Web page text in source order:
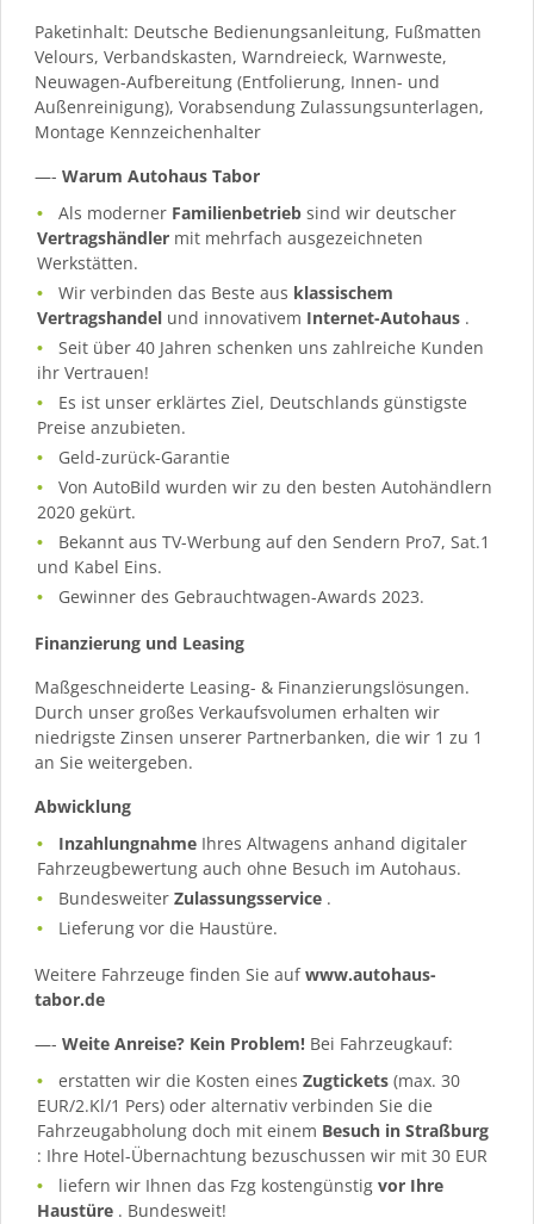
Paketinhalt: Deutsche Bedienungsanleitung, Fußmatten
Velours, Verbandskasten, Warndreieck, Warnweste,
Neuwagen-Aufbereitung (Entfolierung, Innen- und
Außenreinigung), Vorabsendung Zulassungsunterlagen,
Montage Kennzeichenhalter
—- Warum Autohaus Tabor
Als moderner Familienbetrieb sind wir deutscher
Vertragshändler mit mehrfach ausgezeichneten
Werkstätten.
Wir verbinden das Beste aus klassischem
Vertragshandel und innovativem Internet-Autohaus .
Seit über 40 Jahren schenken uns zahlreiche Kunden
ihr Vertrauen!
Es ist unser erklärtes Ziel, Deutschlands günstigste
Preise anzubieten.
Geld-zurück-Garantie
Von AutoBild wurden wir zu den besten Autohändlern
2020 gekürt.
Bekannt aus TV-Werbung auf den Sendern Pro7, Sat.1
und Kabel Eins.
Gewinner des Gebrauchtwagen-Awards 2023.
Finanzierung und Leasing
Maßgeschneiderte Leasing- & Finanzierungslösungen.
Durch unser großes Verkaufsvolumen erhalten wir
niedrigste Zinsen unserer Partnerbanken, die wir 1 zu 1
an Sie weitergeben.
Abwicklung
Inzahlungnahme Ihres Altwagens anhand digitaler
Fahrzeugbewertung auch ohne Besuch im Autohaus.
BundesweiterZulassungsservice .
Lieferung vor die Haustüre.
Weitere Fahrzeuge finden Sie aufwww.autohaus-
tabor.de
—- Weite Anreise? Kein Problem! Bei Fahrzeugkauf:
erstatten wir die Kosten einesZugtickets(max. 30
EUR/2.Kl/1 Pers) oder alternativ verbinden Sie die
Fahrzeugabholung doch mit einem Besuch in Straßburg
: Ihre Hotel-Übernachtung bezuschussen wir mit 30 EUR
liefern wir Ihnen das Fzg kostengünstigvor Ihre
Haustüre . Bundesweit!